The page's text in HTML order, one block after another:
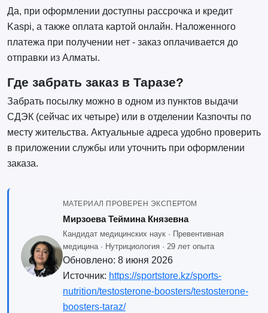
Да, при оформлении доступны рассрочка и кредит
Kaspi, а также оплата картой онлайн. Наложенного
платежа при получении нет - заказ оплачивается до
отправки из Алматы.
Где забрать заказ в Таразе?
Забрать посылку можно в одном из пунктов выдачи
СДЭК (сейчас их четыре) или в отделении Казпочты по
месту жительства. Актуальные адреса удобно проверить
в приложении службы или уточнить при оформлении
заказа.
МАТЕРИАЛ ПРОВЕРЕН ЭКСПЕРТОМ
Мирзоева Теймина Князевна
Кандидат медицинских наук · Превентивная
медицина · Нутрициология · 29 лет опыта
Обновлено: 8 июня 2026
Источник: https://sportstore.kz/sports-
nutrition/testosterone-boosters/testosterone-
boosters-taraz/